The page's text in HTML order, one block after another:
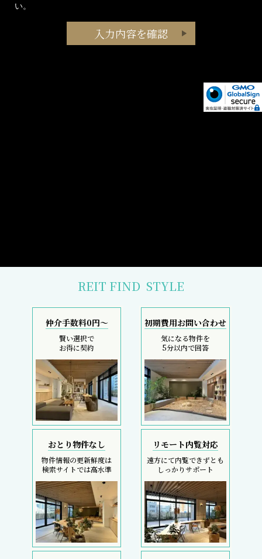
い。
REIT FIND STYLE
仲介手数料0円～
賢い選択で
お得に契約
初期費用お問い合わせ
気になる物件を
5分以内で回答
おとり物件なし
物件情報の更新鮮度は
検索サイトでは高水準
リモート内覧対応
遠方にて内覧できずとも
しっかりサポート